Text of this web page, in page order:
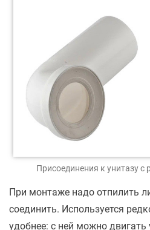
Присоединения к унитазу с
При монтаже надо отпилить
соединить. Используется
удобнее: с ней можно двигать